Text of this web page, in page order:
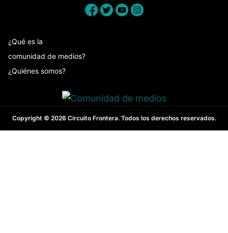
¿Qué es la
comunidad de medios?
¿Quiénes somos?
Copyright © 2026 Circuito Frontera. Todos los derechos reservados.